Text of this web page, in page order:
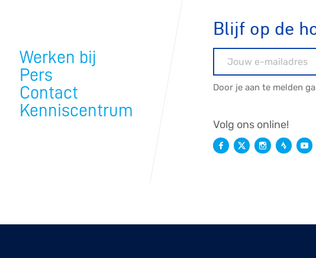
Werken bij
Pers
Contact
Kenniscentrum
Blijf op de
Door je aan te melden
Volg ons online!
Kunstwielrijden